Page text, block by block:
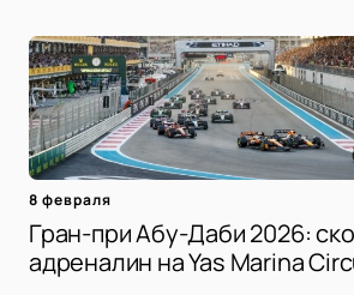
8 февраля
Гран-при Абу-Даби 2026:
адреналин на Yas Marina